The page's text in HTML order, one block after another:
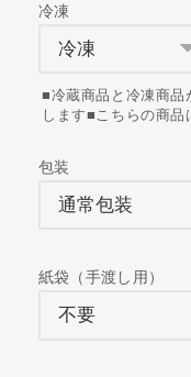
冷凍
■冷蔵商品と冷凍商品
します■こちらの商品
包装
紙袋（手渡し用）